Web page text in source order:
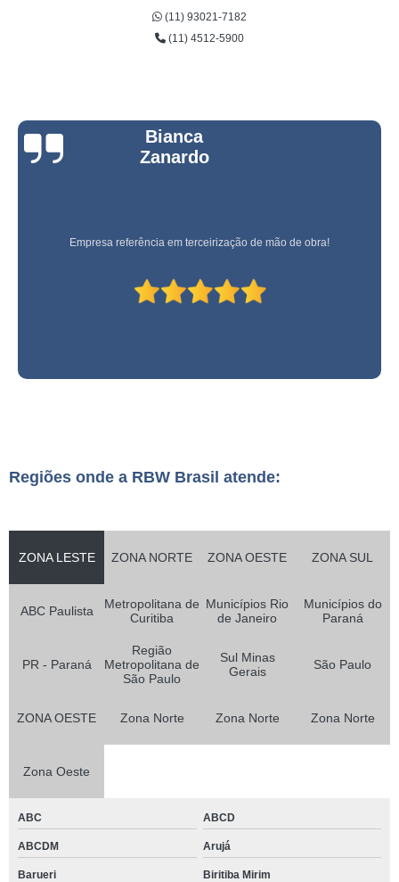
(11) 93021-7182
(11) 4512-5900
Bianca
Zanardo
Empresa referência em terceirização de mão de obra!
Regiões onde a RBW Brasil atende:
ZONA LESTE ZONA NORTE ZONA OESTE ZONA SUL
ABC Paulista
Metropolitana de
Curitiba
Municípios Rio
de Janeiro
Municípios do
Paraná
PR - Paraná
Região
Metropolitana de
São Paulo
Sul Minas
Gerais
São Paulo
ZONA OESTE Zona Norte Zona Norte Zona Norte
Zona Oeste
ABC ABCD
ABCDM Arujá
Barueri Biritiba Mirim